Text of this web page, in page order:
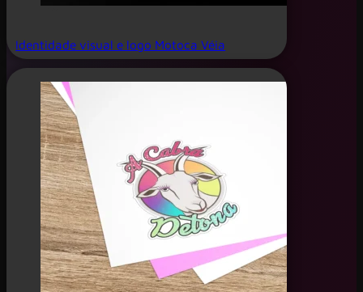
Identidade visual e logo Motoca Véia